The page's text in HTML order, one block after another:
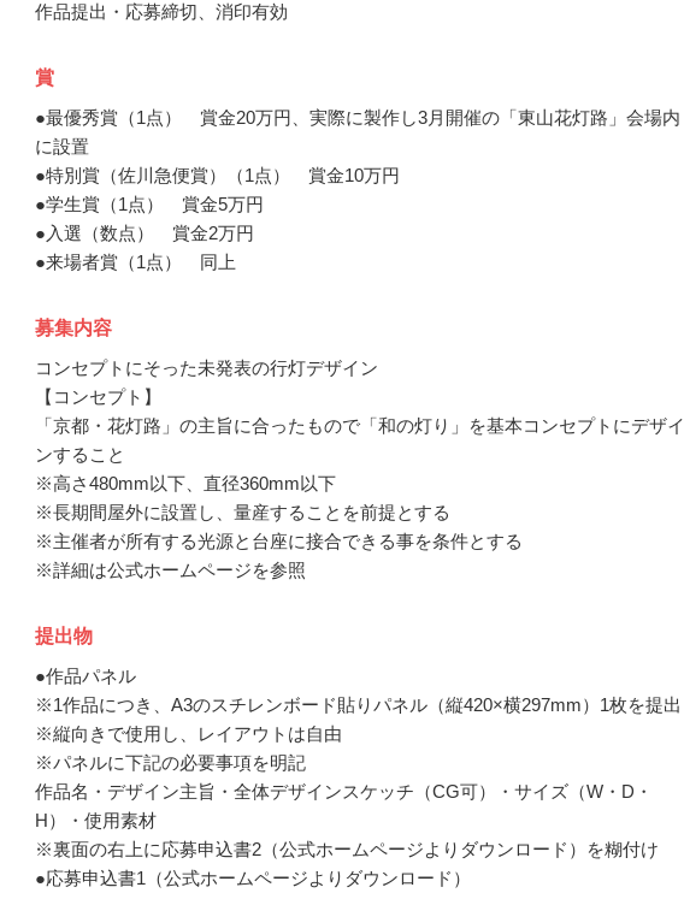
作品提出・応募締切、消印有効
賞
●最優秀賞（1点） 賞金20万円、実際に製作し3月開催の「東山花灯路」会場内
に設置
●特別賞（佐川急便賞）（1点） 賞金10万円
●学生賞（1点） 賞金5万円
●入選（数点） 賞金2万円
●来場者賞（1点） 同上
募集内容
コンセプトにそった未発表の行灯デザイン
【コンセプト】
「京都・花灯路」の主旨に合ったもので「和の灯り」を基本コンセプトにデザイ
ンすること
※高さ480mm以下、直径360mm以下
※長期間屋外に設置し、量産することを前提とする
※主催者が所有する光源と台座に接合できる事を条件とする
※詳細は公式ホームページを参照
提出物
●作品パネル
※1作品につき、A3のスチレンボード貼りパネル（縦420×横297mm）1枚を提出
※縦向きで使用し、レイアウトは自由
※パネルに下記の必要事項を明記
作品名・デザイン主旨・全体デザインスケッチ（CG可）・サイズ（W・D・
H）・使用素材
※裏面の右上に応募申込書2（公式ホームページよりダウンロード）を糊付け
●応募申込書1（公式ホームページよりダウンロード）